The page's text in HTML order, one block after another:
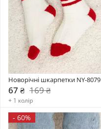
Новорічні шкарпетки NY-8079
67 ₴ 169 ₴
+ 1 колір
- 60%